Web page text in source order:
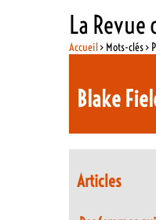
La Revue
Accueil> Mots-clés >
Blake
Articles